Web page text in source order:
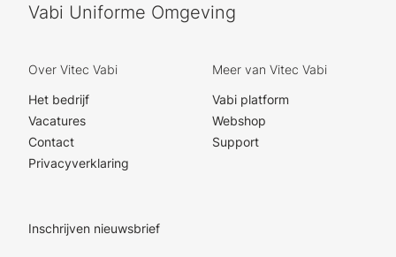
Vabi Uniforme Omgeving
Over Vitec Vabi
Het bedrijf
Vacatures
Contact
Privacyverklaring
Meer van Vitec Vabi
Vabi platform
Webshop
Support
Inschrijven nieuwsbrief